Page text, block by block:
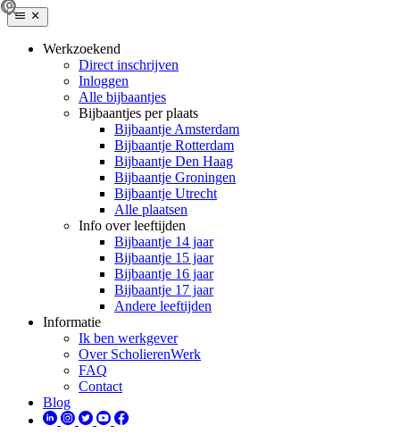
Werkzoekend
Direct inschrijven
Inloggen
Alle bijbaantjes
Bijbaantjes per plaats
Bijbaantje Amsterdam
Bijbaantje Rotterdam
Bijbaantje Den Haag
Bijbaantje Groningen
Bijbaantje Utrecht
Alle plaatsen
Info over leeftijden
Bijbaantje 14 jaar
Bijbaantje 15 jaar
Bijbaantje 16 jaar
Bijbaantje 17 jaar
Andere leeftijden
Informatie
Ik ben werkgever
Over ScholierenWerk
FAQ
Contact
Blog